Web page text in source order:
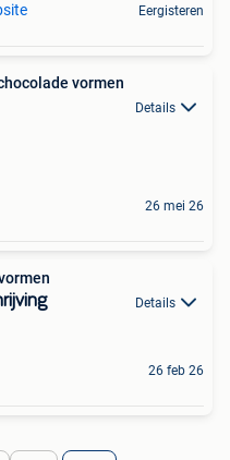
Eergisteren
en chocolade vormen
Details
26 mei 26
Details
26 feb 26